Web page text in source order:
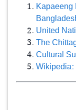
Kapaeeng
United
The
Cultural